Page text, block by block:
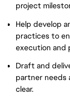
project
Help develop
practices to
execution and
Draft and
partner needs
clear.